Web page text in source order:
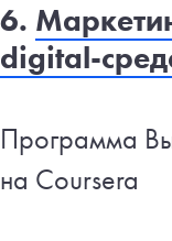
6.
digital-
Программа
на Coursera